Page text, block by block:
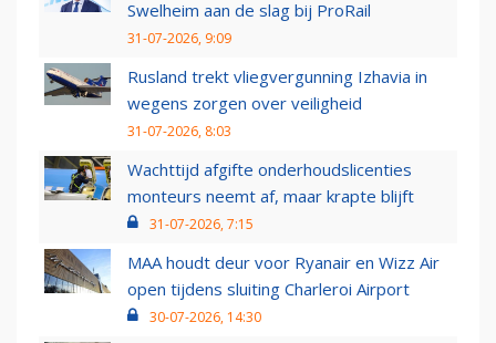
Swelheim aan de slag bij ProRail
31-07-2026, 9:09
Rusland trekt vliegvergunning Izhavia in
wegens zorgen over veiligheid
31-07-2026, 8:03
Wachttijd afgifte onderhoudslicenties
monteurs neemt af, maar krapte blijft
31-07-2026, 7:15
MAA houdt deur voor Ryanair en Wizz Air
open tijdens sluiting Charleroi Airport
30-07-2026, 14:30